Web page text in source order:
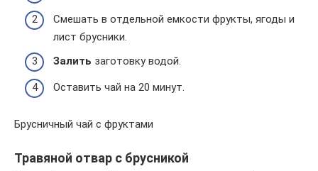
Смешать в отдельной емкости фрукты, ягоды и
лист брусники.
Залить заготовку водой.
Оставить чай на 20 минут.
Брусничный чай с фруктами
Травяной отвар с брусникой